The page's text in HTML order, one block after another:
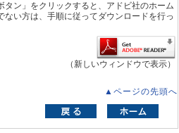
ン」をクリックすると、アドビ社のホーム
ない方は、手順に従ってダウンロードを行っ
（新しいウィンドウで表示）
▲ページの先頭へ